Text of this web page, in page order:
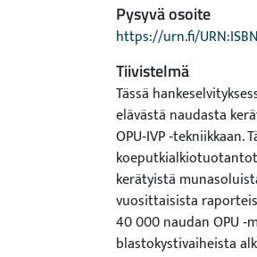
Pysyvä osoite
https://urn.fi/
Tiivistelmä
Tässä
elävästä naudasta
OPU‐IVP
kerätyistä
vuosittaisista
40 000 naudan OPU
blastokystivaiheista